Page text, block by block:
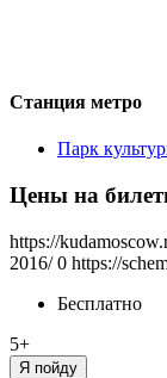
Станция метро
Парк
Цены на
https://
2016/ 0 https://
Бесплатно
5+
Я пойду